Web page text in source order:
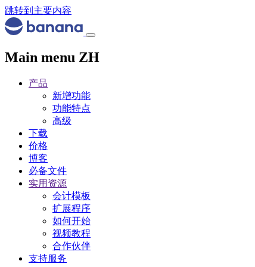
跳转到主要内容
Main menu ZH
产品
新增功能
功能特点
高级
下载
价格
博客
必备文件
实用资源
会计模板
扩展程序
如何开始
视频教程
合作伙伴
支持服务